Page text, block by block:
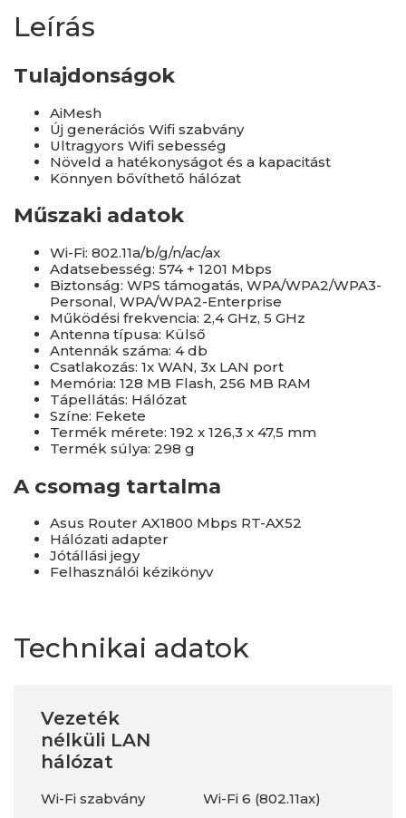
Leírás
Tulajdonságok
AiMesh
Új generációs Wifi szabvány
Ultragyors Wifi sebesség
Növeld a hatékonyságot és a kapacitást
Könnyen bővíthető hálózat
Műszaki adatok
Wi-Fi: 802.11a/b/g/n/ac/ax
Adatsebesség: 574 + 1201 Mbps
Biztonság: WPS támogatás, WPA/WPA2/WPA3-
Personal, WPA/WPA2-Enterprise
Működési frekvencia: 2,4 GHz, 5 GHz
Antenna típusa: Külső
Antennák száma: 4 db
Csatlakozás: 1x WAN, 3x LAN port
Memória: 128 MB Flash, 256 MB RAM
Tápellátás: Hálózat
Színe: Fekete
Termék mérete: 192 x 126,3 x 47,5 mm
Termék súlya: 298 g
A csomag tartalma
Asus Router AX1800 Mbps RT-AX52
Hálózati adapter
Jótállási jegy
Felhasználói kézikönyv
Technikai adatok
Vezeték
nélküli LAN
hálózat
Wi-Fi szabvány
Wi-Fi 6 (802.11ax)